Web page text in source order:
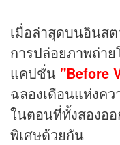
เมื่อล่าสุดบนอินส
การปล่อยภาพถ่า
แคปชั่น "Before
ฉลองเดือนแห่งค
ในตอนที่ทั้งสองอ
พิเศษด้วยกัน